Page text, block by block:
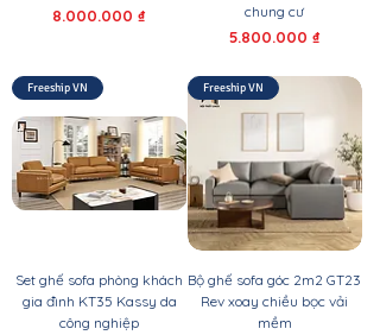
Giá
8.000.000 ₫
chung cư
Giá
5.800.000 ₫
Freeship VN
Set ghế sofa phòng khách
gia đình KT35 Kassy da
công nghiệp
Freeship VN
Bộ ghế sofa góc 2m2 GT23
Rev xoay chiều bọc vải
mềm